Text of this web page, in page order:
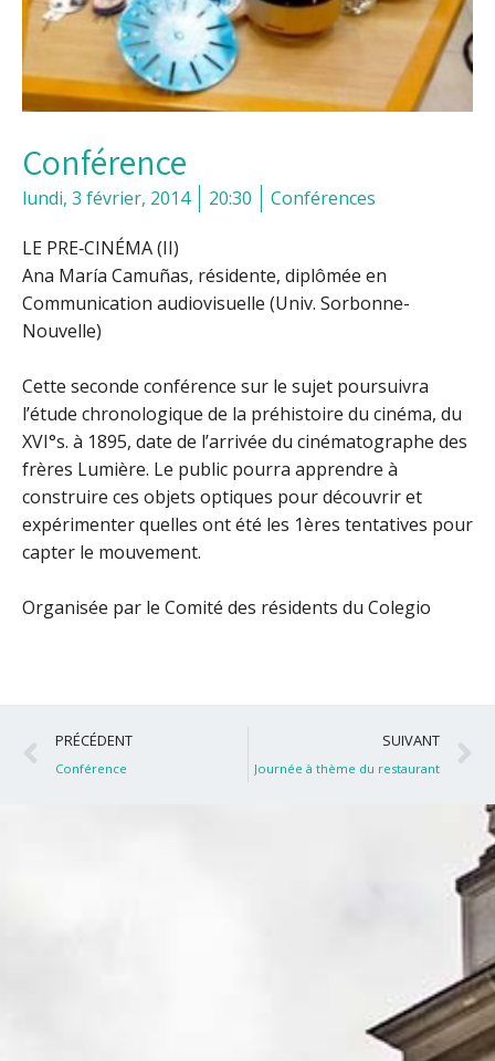
Conférence
lundi, 3 février, 2014 20:30 Conférences
LE PRE‐CINÉMA (II)
Ana María Camuñas, résidente, diplômée en
Communication audiovisuelle (Univ. Sorbonne-
Nouvelle)
Cette seconde conférence sur le sujet poursuivra
l’étude chronologique de la préhistoire du cinéma, du
XVI°s. à 1895, date de l’arrivée du cinématographe des
frères Lumière. Le public pourra apprendre à
construire ces objets optiques pour découvrir et
expérimenter quelles ont été les 1ères tentatives pour
capter le mouvement.
Organisée par le Comité des résidents du Colegio
Précédent
PRÉCÉDENT
Conférence
SUIVANT
Journée à thème du restaurant